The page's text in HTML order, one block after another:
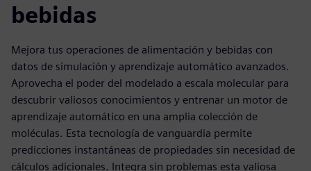
bebidas
Mejora tus operaciones de alimentación y bebidas con
datos de simulación y aprendizaje automático avanzados.
Aprovecha el poder del modelado a escala molecular para
descubrir valiosos conocimientos y entrenar un motor de
aprendizaje automático en una amplia colección de
moléculas. Esta tecnología de vanguardia permite
predicciones instantáneas de propiedades sin necesidad de
cálculos adicionales. Integra sin problemas esta valiosa